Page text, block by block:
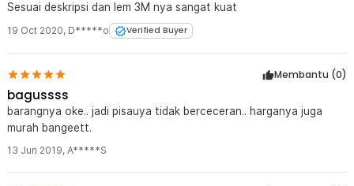
Sesuai deskripsi dan lem 3M nya sangat kuat
19 Oct 2020, D*****o Verified Buyer
Membantu (0)
bagussss
barangnya oke.. jadi pisauya tidak berceceran.. harganya juga
murah bangeett.
13 Jun 2019, A*****S